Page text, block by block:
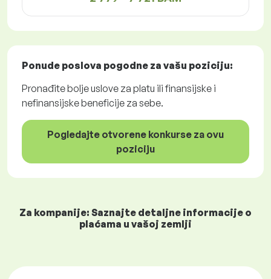
Ponude poslova pogodne za vašu poziciju:
Pronađite bolje uslove za platu ili finansijske i
nefinansijske beneficije za sebe.
Pogledajte otvorene konkurse za ovu
poziciju
Za kompanije: Saznajte detaljne informacije o
plaćama u vašoj zemlji